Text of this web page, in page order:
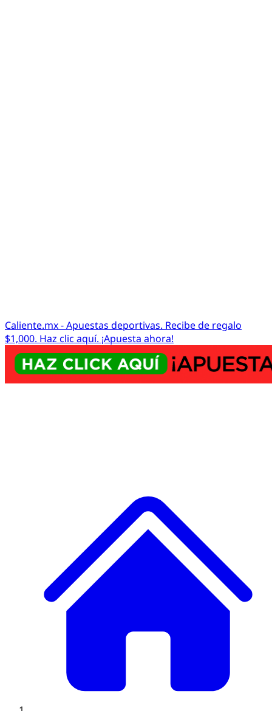
Caliente.mx - Apuestas deportivas. Recibe de regalo
$1,000. Haz clic aquí. ¡Apuesta ahora!